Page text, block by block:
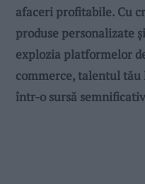
afaceri profitabile. Cu
produse personalizate
explozia platformelor
commerce, talentul
într-o sursă